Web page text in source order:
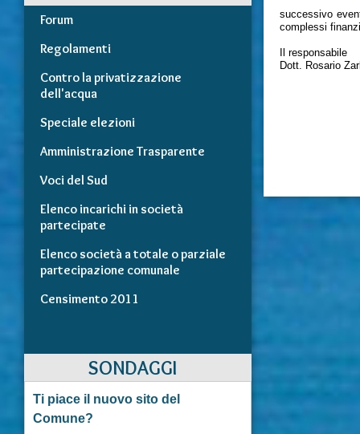
Forum
Regolamenti
Contro la privatizzazione
dell'acqua
Speciale elezioni
Amministrazione Trasparente
Voci del Sud
Elenco incarichi in società
partecipate
Elenco società a totale o parziale
partecipazione comunale
Censimento 2011
SONDAGGI
Ti piace il nuovo sito del
Comune?
successivo
complessi
Il responsabile
Dott. Rosario